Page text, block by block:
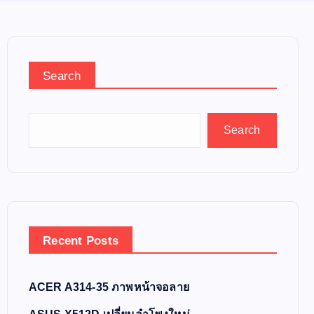
Search
Search
Recent Posts
ACER A314-35 ภาพหน้าจอลาย